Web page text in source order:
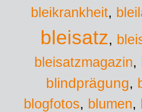
bleikrankheit,
bleisatz,
bleisatzmagazin,
blindprägung,
blogfotos, blumen,